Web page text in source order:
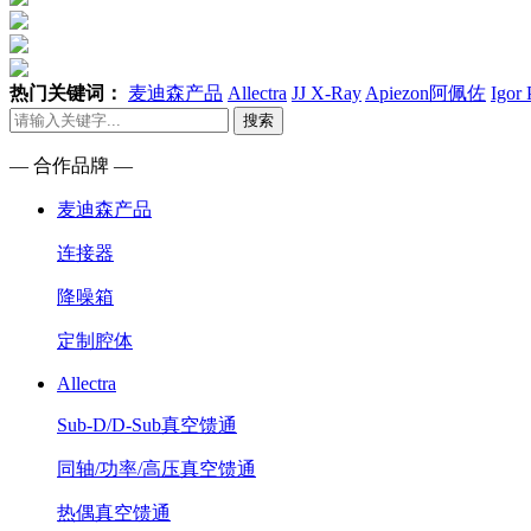
热门关键词： 麦迪森产品 Allectra JJ X-Ray Apiezon阿佩佐 Igor
搜索
— 合作品牌 —
麦迪森产品
连接器
降噪箱
定制腔体
Allectra
Sub-D/D-Sub真空馈通
同轴/功率/高压真空馈通
热偶真空馈通